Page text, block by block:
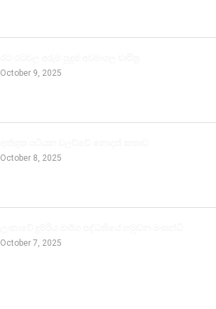
October 9, 2025
October 8, 2025
October 7, 2025